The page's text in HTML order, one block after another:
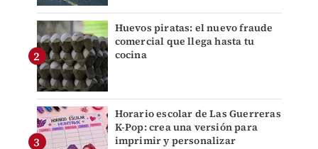
Huevos piratas: el nuevo fraude
comercial que llega hasta tu
cocina
Horario escolar de Las Guerreras
K-Pop: crea una versión para
imprimir y personalizar